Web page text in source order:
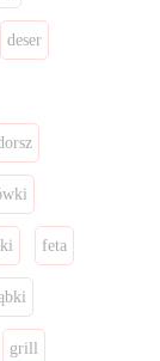
deser
feta
grill